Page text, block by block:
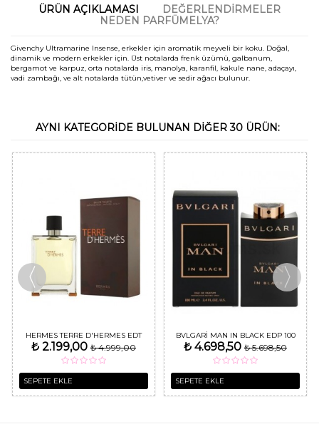
ÜRÜN AÇIKLAMASI
DEĞERLENDIRMELER
NEDEN PARFÜMELYA?
Givenchy Ultramarine Insense, erkekler için aromatik meyveli bir koku. Doğal,
dinamik ve modern erkekler için. Üst notalarda frenk üzümü, galbanum,
bergamot ve karpuz, orta notalarda iris, manolya, karanfil, kakule nane, adaçayı,
vadi zambağı, ve alt notalarda tütün,vetiver ve sedir ağacı bulunur.
AYNI KATEGORIDE BULUNAN DIĞER 30 ÜRÜN:
HERMES TERRE D'HERMES EDT
100 ML ERKEK PARFÜM
₺ 2.199,00 ₺ 4.999,00
SEPETE EKLE
BVLGARI MAN IN BLACK EDP 100
ML ERKEK PARFÜMÜ
₺ 4.698,50 ₺ 5.698,50
SEPETE EKLE